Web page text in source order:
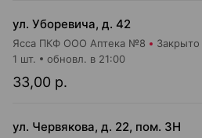
ул. Уборевича, д. 42
Ясса ПКФ ООО Аптека №8 Закрыто
33,00 р.
1 шт. обновл. в 21:00
ул. Червякова, д. 22, пом. 3Н